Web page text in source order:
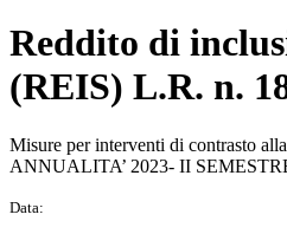
Reddito di
(REIS) L.R. n.
Misure per interventi di contrasto
ANNUALITA’ 2023- II
Data: